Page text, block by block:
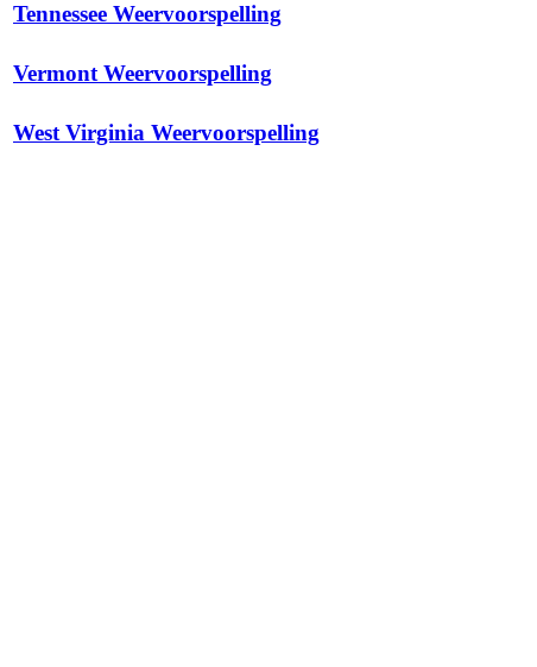
Tennessee Weervoorspelling
Vermont Weervoorspelling
West Virginia Weervoorspelling